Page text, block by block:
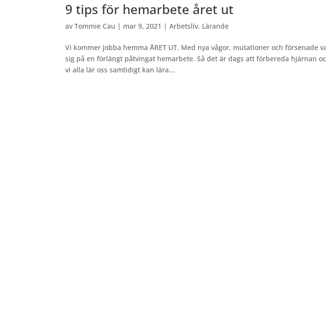
9 tips för hemarbete året ut
avTommie Cau | mar 9, 2021 |Arbetsliv, Lärande
Vi kommer jobba hemma ÅRET UT. Med nya vågor, mutationer och försenade
sig på en förlängt påtvingat hemarbete. Så det är dags att förbereda hjärnan
vi alla lär oss samtidigt kan lära...